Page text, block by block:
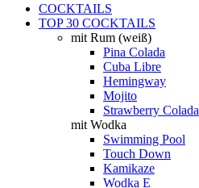
COCKTAILS
TOP 30 COCKTAILS
mit Rum (weiß)
Pina Colada
Cuba Libre
Hemingway
Mojito
Strawberry Colada
mit Wodka
Swimming Pool
Touch Down
Kamikaze
Wodka E